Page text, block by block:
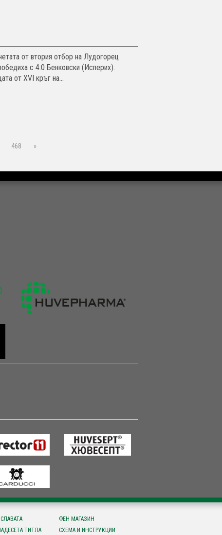
от втория отбор на Лудогорец
с 4:0 Бенковски (Исперих).
от XVI кръг на...
468 »
ТИТЛА
ФЕН МАГАЗИН
СХЕМА И ИНСТРУКЦИИ